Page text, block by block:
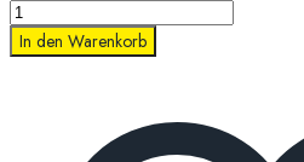
In den Warenkorb